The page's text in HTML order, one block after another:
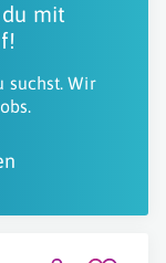
du mit
suchst. Wir